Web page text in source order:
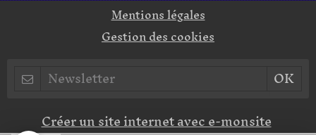
Mentions légales
Gestion des cookies
Créer un site internet avec e-monsite